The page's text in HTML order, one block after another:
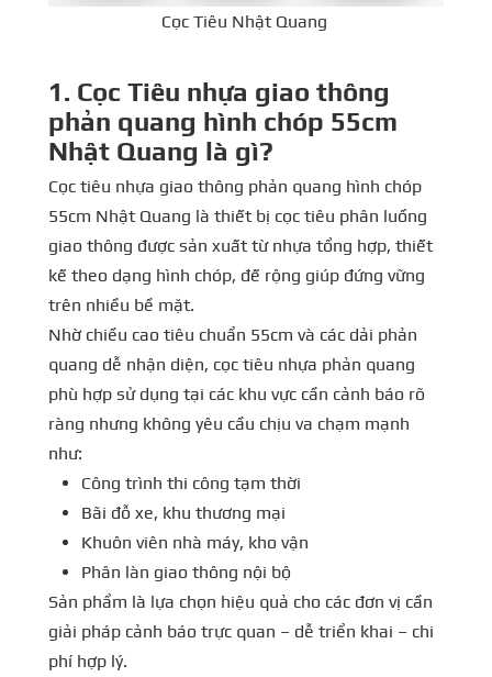
Cọc Tiêu Nhật Quang
1. Cọc Tiêu nhựa giao thông
phản quang hình chóp 55cm
Nhật Quang là gì?
Cọc tiêu nhựa giao thông phản quang hình chóp
55cm Nhật Quang là thiết bị cọc tiêu phân luồng
giao thông được sản xuất từ nhựa tổng hợp, thiết
kế theo dạng hình chóp, đế rộng giúp đứng vững
trên nhiều bề mặt.
Nhờ chiều cao tiêu chuẩn 55cm và các dải phản
quang dễ nhận diện, cọc tiêu nhựa phản quang
phù hợp sử dụng tại các khu vực cần cảnh báo rõ
ràng nhưng không yêu cầu chịu va chạm mạnh
như:
Công trình thi công tạm thời
Bãi đỗ xe, khu thương mại
Khuôn viên nhà máy, kho vận
Phân làn giao thông nội bộ
Sản phẩm là lựa chọn hiệu quả cho các đơn vị cần
giải pháp cảnh báo trực quan – dễ triển khai – chi
phí hợp lý.